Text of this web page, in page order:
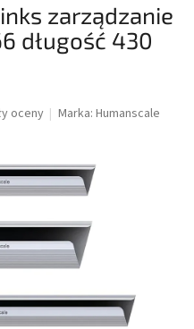
zarządzanie
długość 430
oceny Marka:Humanscale